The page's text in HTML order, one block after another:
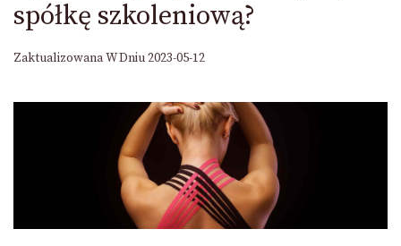
spółkę szkoleniową?
Zaktualizowana W Dniu2023-05-12